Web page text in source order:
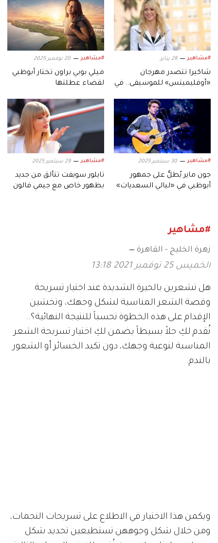
#مشاهير 28 يناير
شاكيرا تتصدر مهرجان
«أوفليميتس» للموسيقى.. في
#مشاهير 20 نوفمبر 2025
ميلي بوبي براون تختار أبوظبي
لقضاء عطلتها
#مشاهير 30 سبتمبر 2025
جون ماير يُطلُّ على جمهور
أبوظبي في «ليالي السعديات»
#مشاهير 29 سبتمبر 2025
تايلور سويفت تتألق من جديد
بظهور خاص مع جيمي فالون
#مشاهير
زهرة الخليج - القاهرة
الخميس 25 نوفمبر 2021 13:18
هل تشعرين بالحيرة الشديدة عند اختيار تسريحة
وقصة الشعر المناسبة لشكل وجهك، وتخشين
الإقدام على هذه الخطوة تحسباً للنتيجة النهائية؟..
نُقدم لكِ حلاً بسيطاً يضمن لكِ اختيار تسريحة الشعر
المناسبة لنوعية وجهك، دون تكبد الخسائر أو الشعور
بالندم.
ويكمن هذا الاختيار في الاطلاع على تسريحات النجمات،
ومن خلال شكل وجوههن تستطيعين تحديد شكل